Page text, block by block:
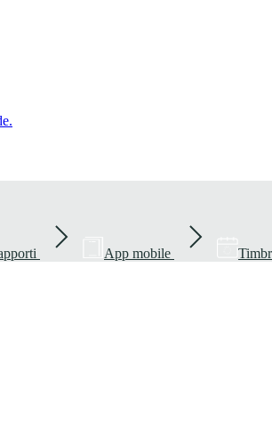
App mobile